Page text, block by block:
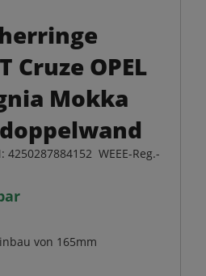
Cruze OPEL
Mokka
WEEE-Reg.-
von 165mm